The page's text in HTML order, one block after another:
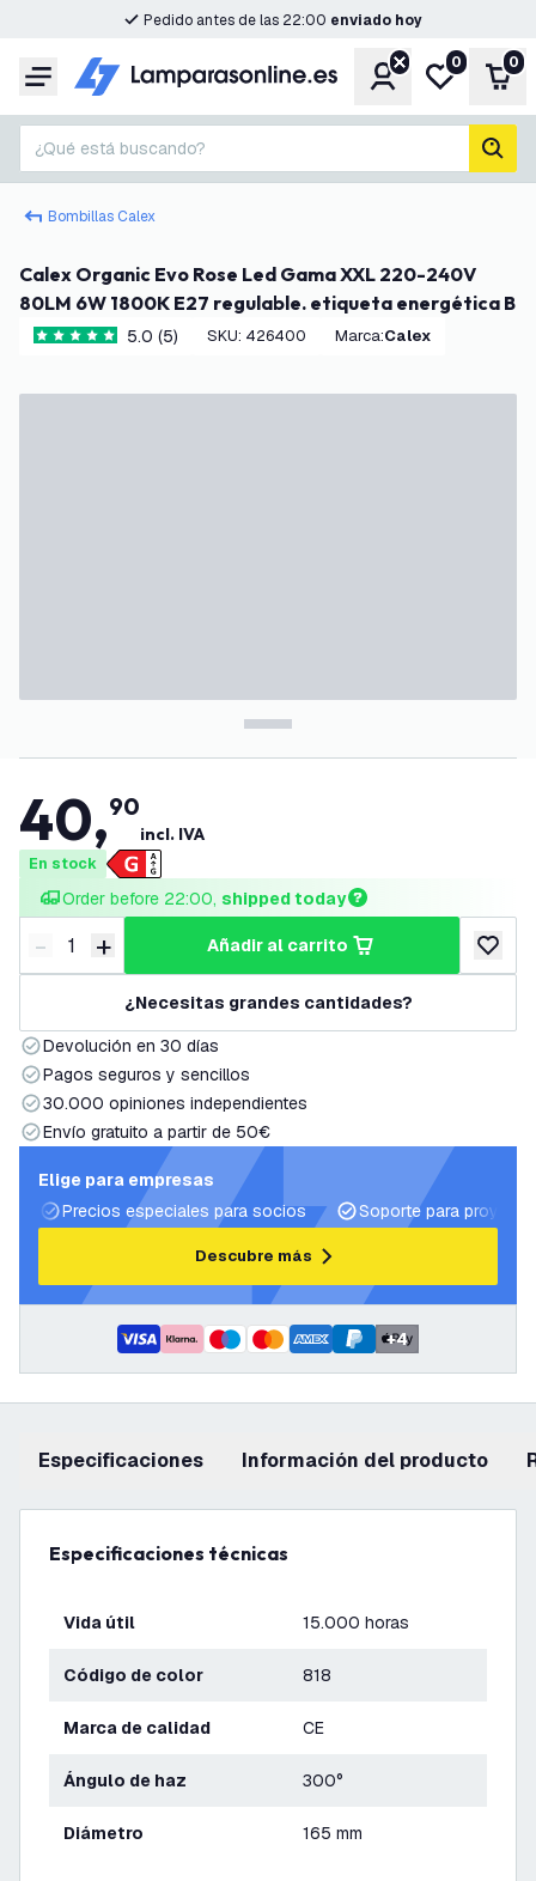
Pedido antes de las 22:00 enviado hoy
Menú CuentaMi lista de
0 0
¿Qué está buscando?
Bombillas Calex
Calex Organic Evo Rose Led Gama XXL 220-240V
80LM 6W 1800K E27 regulable. etiqueta energética B
5 estrellas de puntuación
5.0 (5) SKU: 426400 Marca: Calex
40,90
incl. IVA
En stock
Order before 22:00, shipped today
Disminuir cantidad
- Aumentar cantidad
+ añadir al carrito
añadir
¿Necesitas grandes cantidades?
Devolución en 30 días
Pagos seguros y sencillos
30.000 opiniones independientes
Envío gratuito a partir de 50€
Elige para empresas
Precios especiales para socios
Soporte para
Descubre más
+4
Especificaciones información del producto
Especificaciones técnicas
Vida útil 15.000 horas
Código de color 818
Marca de calidad CE
Ángulo de haz 300°
Diámetro 165 mm